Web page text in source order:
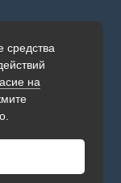
на